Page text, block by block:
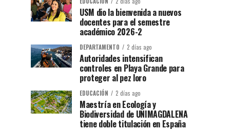
USM dio la bienvenida a nuevos
docentes para el semestre
académico 2026-2
DEPARTAMENTO 2 días ago
Autoridades intensifican
controles en Playa Grande para
proteger al pez loro
EDUCACIÓN 2 días ago
Maestría en Ecología y
Biodiversidad de UNIMAGDALENA
tiene doble titulación en España